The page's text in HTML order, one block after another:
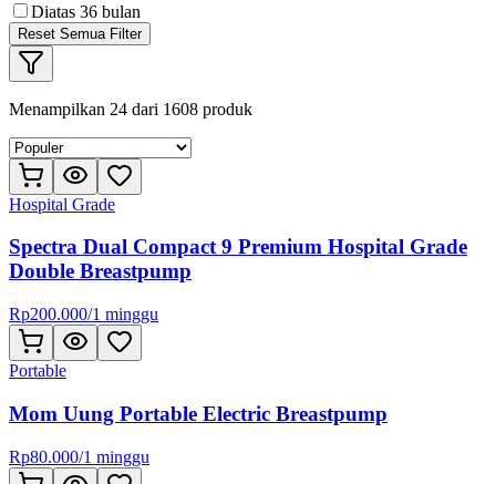
Diatas 36 bulan
Reset Semua Filter
Menampilkan 24 dari 1608 produk
Hospital Grade
Spectra Dual Compact 9 Premium Hospital Grade
Double Breastpump
Rp200.000/1 minggu
Portable
Mom Uung Portable Electric Breastpump
Rp80.000/1 minggu